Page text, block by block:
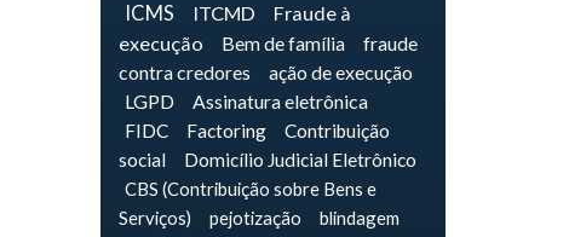
ICMS
ITCMD
Fraude à
execução
Bem de família
fraude
contra credores
ação de execução
LGPD
Assinatura eletrônica
FIDC Factoring
Contribuição
social
Domicílio Judicial Eletrônico
CBS (Contribuição sobre Bens e
Serviços)
pejotização
blindagem